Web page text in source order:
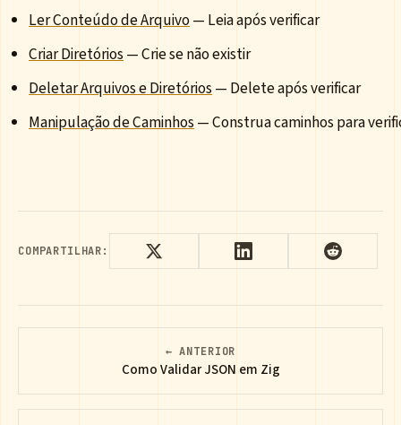
Ler Conteúdo de Arquivo— Leia após verificar
Criar Diretórios— Crie se não existir
Deletar Arquivos e Diretórios— Delete após verificar
Manipulação de Caminhos— Construa caminhos para
COMPARTILHAR:
← ANTERIOR
Como Validar JSON em Zig